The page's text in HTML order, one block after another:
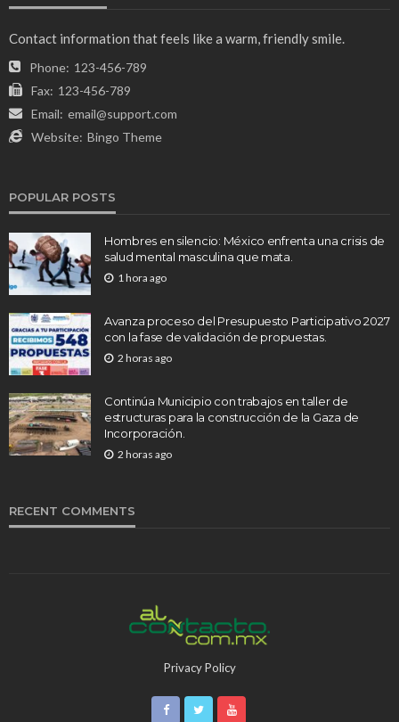
Contact information that feels like a warm, friendly smile.
Phone: 123-456-789
Fax: 123-456-789
Email: email@support.com
Website: Bingo Theme
POPULAR POSTS
Hombres en silencio: México enfrenta una crisis de
salud mental masculina que mata.
1 hora ago
Avanza proceso del Presupuesto Participativo 2027
con la fase de validación de propuestas.
2 horas ago
Continúa Municipio con trabajos en taller de
estructuras para la construcción de la Gaza de
Incorporación.
2 horas ago
RECENT COMMENTS
Privacy Policy